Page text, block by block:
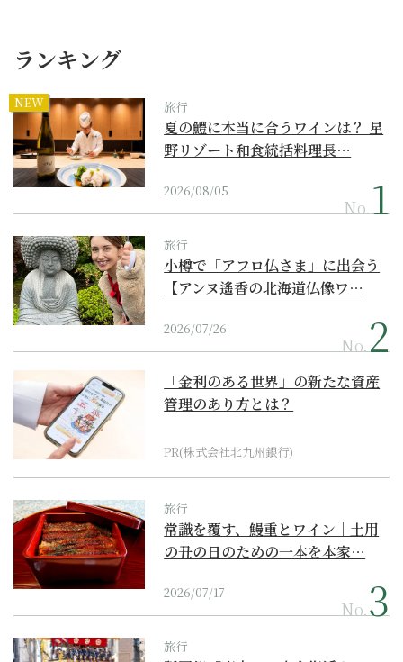
ランキング
NEW 旅行
夏の鱧に本当に合うワインは？ 星
野リゾート和食統括料理長…
2026/08/05
No.
旅行
小樽で「アフロ仏さま」に出会う
【アンヌ遙香の北海道仏像ワ…
2026/07/26
No.
「金利のある世界」の新たな資産
管理のあり方とは？
PR(株式会社北九州銀行)
旅行
常識を覆す、鰻重とワイン｜土用
の丑の日のための一本を本家…
2026/07/17
No.
旅行